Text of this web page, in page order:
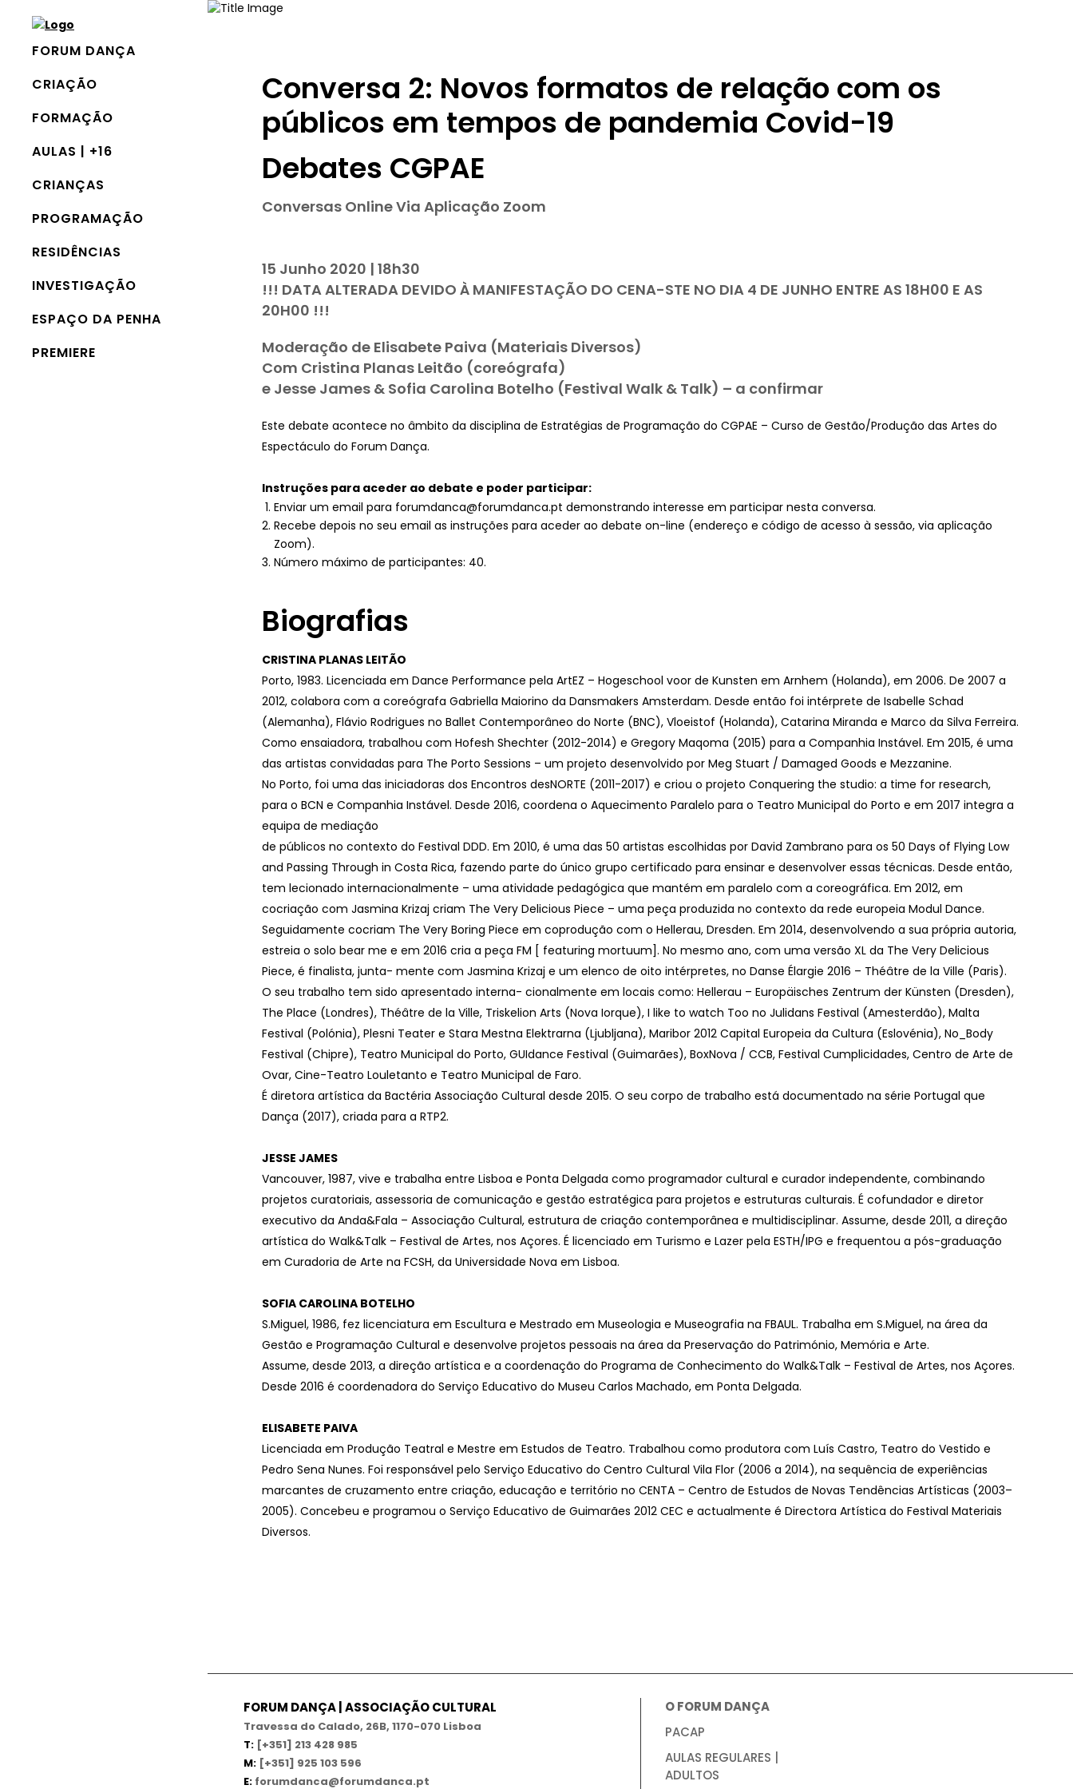
FORUM DANÇA
CRIAÇÃO
FORMAÇÃO
AULAS | +16
CRIANÇAS
PROGRAMAÇÃO
RESIDÊNCIAS
INVESTIGAÇÃO
ESPAÇO DA PENHA
PREMIERE
Conversa 2: Novos formatos de relação com os
públicos em tempos de pandemia Covid-19
Debates CGPAE
Conversas Online Via Aplicação Zoom
15 Junho 2020 | 18h30
!!! DATA ALTERADA DEVIDO À MANIFESTAÇÃO DO CENA-STE NO DIA 4 DE JUNHO ENTRE AS 18H00 E AS
20H00 !!!
Moderação de Elisabete Paiva (Materiais Diversos)
Com Cristina Planas Leitão (coreógrafa)
e Jesse James & Sofia Carolina Botelho (Festival Walk & Talk) – a confirmar
Este debate acontece no âmbito da disciplina de Estratégias de Programação do CGPAE – Curso de Gestão/Produção das Artes do
Espectáculo do Forum Dança.
Instruções para aceder ao debate e poder participar:
Enviar um email para forumdanca@forumdanca.pt demonstrando interesse em participar nesta conversa.
Recebe depois no seu email as instruções para aceder ao debate on-line (endereço e código de acesso à sessão, via aplicação
Zoom).
Número máximo de participantes: 40.
Biografias
CRISTINA PLANAS LEITÃO
Porto, 1983. Licenciada em Dance Performance pela ArtEZ – Hogeschool voor de Kunsten em Arnhem (Holanda), em 2006. De 2007 a
2012, colabora com a coreógrafa Gabriella Maiorino da Dansmakers Amsterdam. Desde então foi intérprete de Isabelle Schad
(Alemanha), Flávio Rodrigues no Ballet Contemporâneo do Norte (BNC), Vloeistof (Holanda), Catarina Miranda e Marco da Silva Ferreira.
Como ensaiadora, trabalhou com Hofesh Shechter (2012-2014) e Gregory Maqoma (2015) para a Companhia Instável. Em 2015, é uma
das artistas convidadas para The Porto Sessions – um projeto desenvolvido por Meg Stuart / Damaged Goods e Mezzanine.
No Porto, foi uma das iniciadoras dos Encontros desNORTE (2011-2017) e criou o projeto Conquering the studio: a time for research,
para o BCN e Companhia Instável. Desde 2016, coordena o Aquecimento Paralelo para o Teatro Municipal do Porto e em 2017 integra a
equipa de mediação
de públicos no contexto do Festival DDD. Em 2010, é uma das 50 artistas escolhidas por David Zambrano para os 50 Days of Flying Low
and Passing Through in Costa Rica, fazendo parte do único grupo certificado para ensinar e desenvolver essas técnicas. Desde então,
tem lecionado internacionalmente – uma atividade pedagógica que mantém em paralelo com a coreográfica. Em 2012, em
cocriação com Jasmina Krizaj criam The Very Delicious Piece – uma peça produzida no contexto da rede europeia Modul Dance.
Seguidamente cocriam The Very Boring Piece em coprodução com o Hellerau, Dresden. Em 2014, desenvolvendo a sua própria autoria,
estreia o solo bear me e em 2016 cria a peça FM [ featuring mortuum]. No mesmo ano, com uma versão XL da The Very Delicious
Piece, é finalista, junta- mente com Jasmina Krizaj e um elenco de oito intérpretes, no Danse Élargie 2016 – Théâtre de la Ville (Paris).
O seu trabalho tem sido apresentado interna- cionalmente em locais como: Hellerau – Europäisches Zentrum der Künsten (Dresden),
The Place (Londres), Théâtre de la Ville, Triskelion Arts (Nova Iorque), I like to watch Too no Julidans Festival (Amesterdão), Malta
Festival (Polónia), Plesni Teater e Stara Mestna Elektrarna (Ljubljana), Maribor 2012 Capital Europeia da Cultura (Eslovénia), No_Body
Festival (Chipre), Teatro Municipal do Porto, GUIdance Festival (Guimarães), BoxNova / CCB, Festival Cumplicidades, Centro de Arte de
Ovar, Cine-Teatro Louletanto e Teatro Municipal de Faro.
É diretora artística da Bactéria Associação Cultural desde 2015. O seu corpo de trabalho está documentado na série Portugal que
Dança (2017), criada para a RTP2.
JESSE JAMES
Vancouver, 1987, vive e trabalha entre Lisboa e Ponta Delgada como programador cultural e curador independente, combinando
projetos curatoriais, assessoria de comunicação e gestão estratégica para projetos e estruturas culturais. É cofundador e diretor
executivo da Anda&Fala – Associação Cultural, estrutura de criação contemporânea e multidisciplinar. Assume, desde 2011, a direção
artística do Walk&Talk – Festival de Artes, nos Açores. É licenciado em Turismo e Lazer pela ESTH/IPG e frequentou a pós-graduação
em Curadoria de Arte na FCSH, da Universidade Nova em Lisboa.
SOFIA CAROLINA BOTELHO
S.Miguel, 1986, fez licenciatura em Escultura e Mestrado em Museologia e Museografia na FBAUL. Trabalha em S.Miguel, na área da
Gestão e Programação Cultural e desenvolve projetos pessoais na área da Preservação do Património, Memória e Arte.
Assume, desde 2013, a direção artística e a coordenação do Programa de Conhecimento do Walk&Talk – Festival de Artes, nos Açores.
Desde 2016 é coordenadora do Serviço Educativo do Museu Carlos Machado, em Ponta Delgada.
ELISABETE PAIVA
Licenciada em Produção Teatral e Mestre em Estudos de Teatro. Trabalhou como produtora com Luís Castro, Teatro do Vestido e
Pedro Sena Nunes. Foi responsável pelo Serviço Educativo do Centro Cultural Vila Flor (2006 a 2014), na sequência de experiências
marcantes de cruzamento entre criação, educação e território no CENTA – Centro de Estudos de Novas Tendências Artísticas (2003–
2005). Concebeu e programou o Serviço Educativo de Guimarães 2012 CEC e actualmente é Directora Artística do Festival Materiais
Diversos.
FORUM DANÇA | ASSOCIAÇÃO CULTURAL
Travessa do Calado, 26B, 1170-070 Lisboa
T: [+351] 213 428 985
M: [+351] 925 103 596
E: forumdanca@forumdanca.pt
O FORUM DANÇA
PACAP
AULAS REGULARES |
ADULTOS